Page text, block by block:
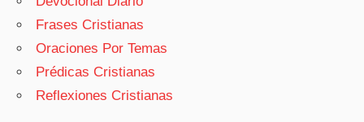
Frases Cristianas
Oraciones Por Temas
Prédicas Cristianas
Reflexiones Cristianas